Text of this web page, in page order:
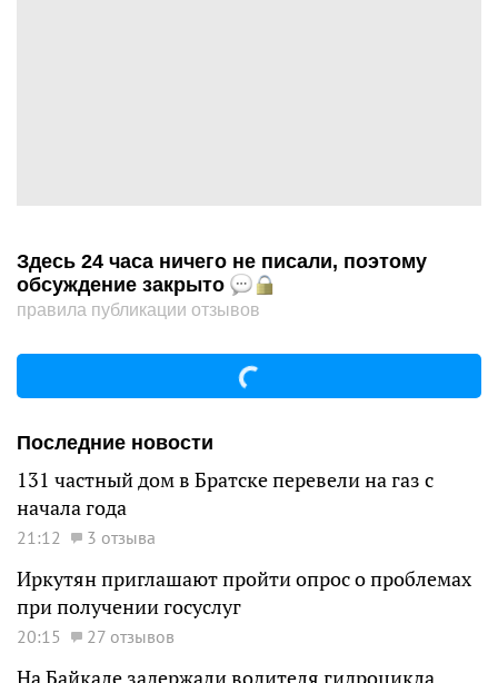
Здесь 24 часа ничего не писали, поэтому
обсуждение закрыто
правила публикации отзывов
Последние новости
131 частный дом в Братске перевели на газ с
начала года
21:12 3 отзыва
Иркутян приглашают пройти опрос о проблемах
при получении госуслуг
20:15 27 отзывов